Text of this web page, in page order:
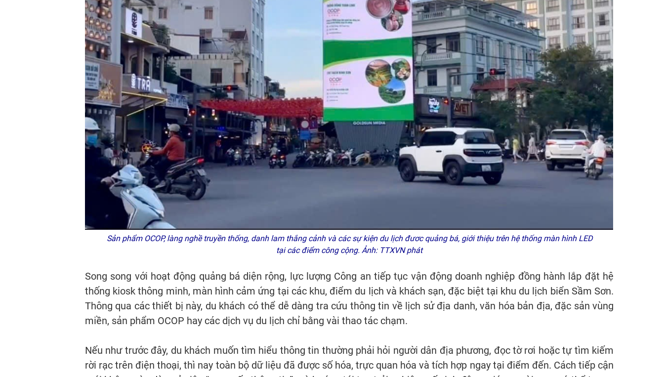
Sản phẩm OCOP, làng nghề truyền thống, danh lam thắng cảnh và các sự kiện du lịch đươc quảng bá, giới thiệu trên hệ thống màn hình LED
tại các điểm công cộng. Ảnh: TTXVN phát
Song song với hoạt động quảng bá diện rộng, lực lượng Công an tiếp tục vận động doanh nghiệp đồng hành lắp đặt hệ
thống kiosk thông minh, màn hình cảm ứng tại các khu, điểm du lịch và khách sạn, đặc biệt tại khu du lịch biển Sầm Sơn.
Thông qua các thiết bị này, du khách có thể dễ dàng tra cứu thông tin về lịch sử địa danh, văn hóa bản địa, đặc sản vùng
miền, sản phẩm OCOP hay các dịch vụ du lịch chỉ bằng vài thao tác chạm.
Nếu như trước đây, du khách muốn tìm hiểu thông tin thường phải hỏi người dân địa phương, đọc tờ rơi hoặc tự tìm kiếm
rời rạc trên điện thoại, thì nay toàn bộ dữ liệu đã được số hóa, trực quan hóa và tích hợp ngay tại điểm đến. Cách tiếp cận